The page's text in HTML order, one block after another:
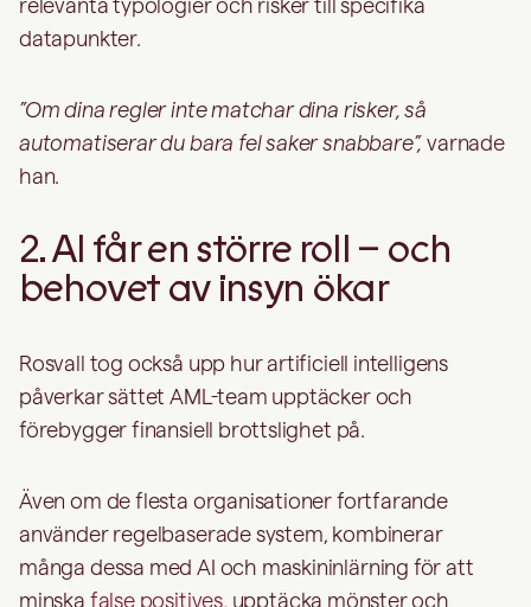
relevanta typologier och risker till specifika
datapunkter.
”Om dina regler inte matchar dina risker, så
automatiserar du bara fel saker snabbare”, varnade
han.
2. AI får en större roll – och
behovet av insyn ökar
Rosvall tog också upp hur artificiell intelligens
påverkar sättet AML-team upptäcker och
förebygger finansiell brottslighet på.
Även om de flesta organisationer fortfarande
använder regelbaserade system, kombinerar
många dessa med AI och maskininlärning för att
minska false positives, upptäcka mönster och